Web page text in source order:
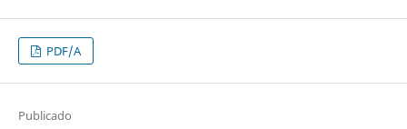
PDF/A
Publicado